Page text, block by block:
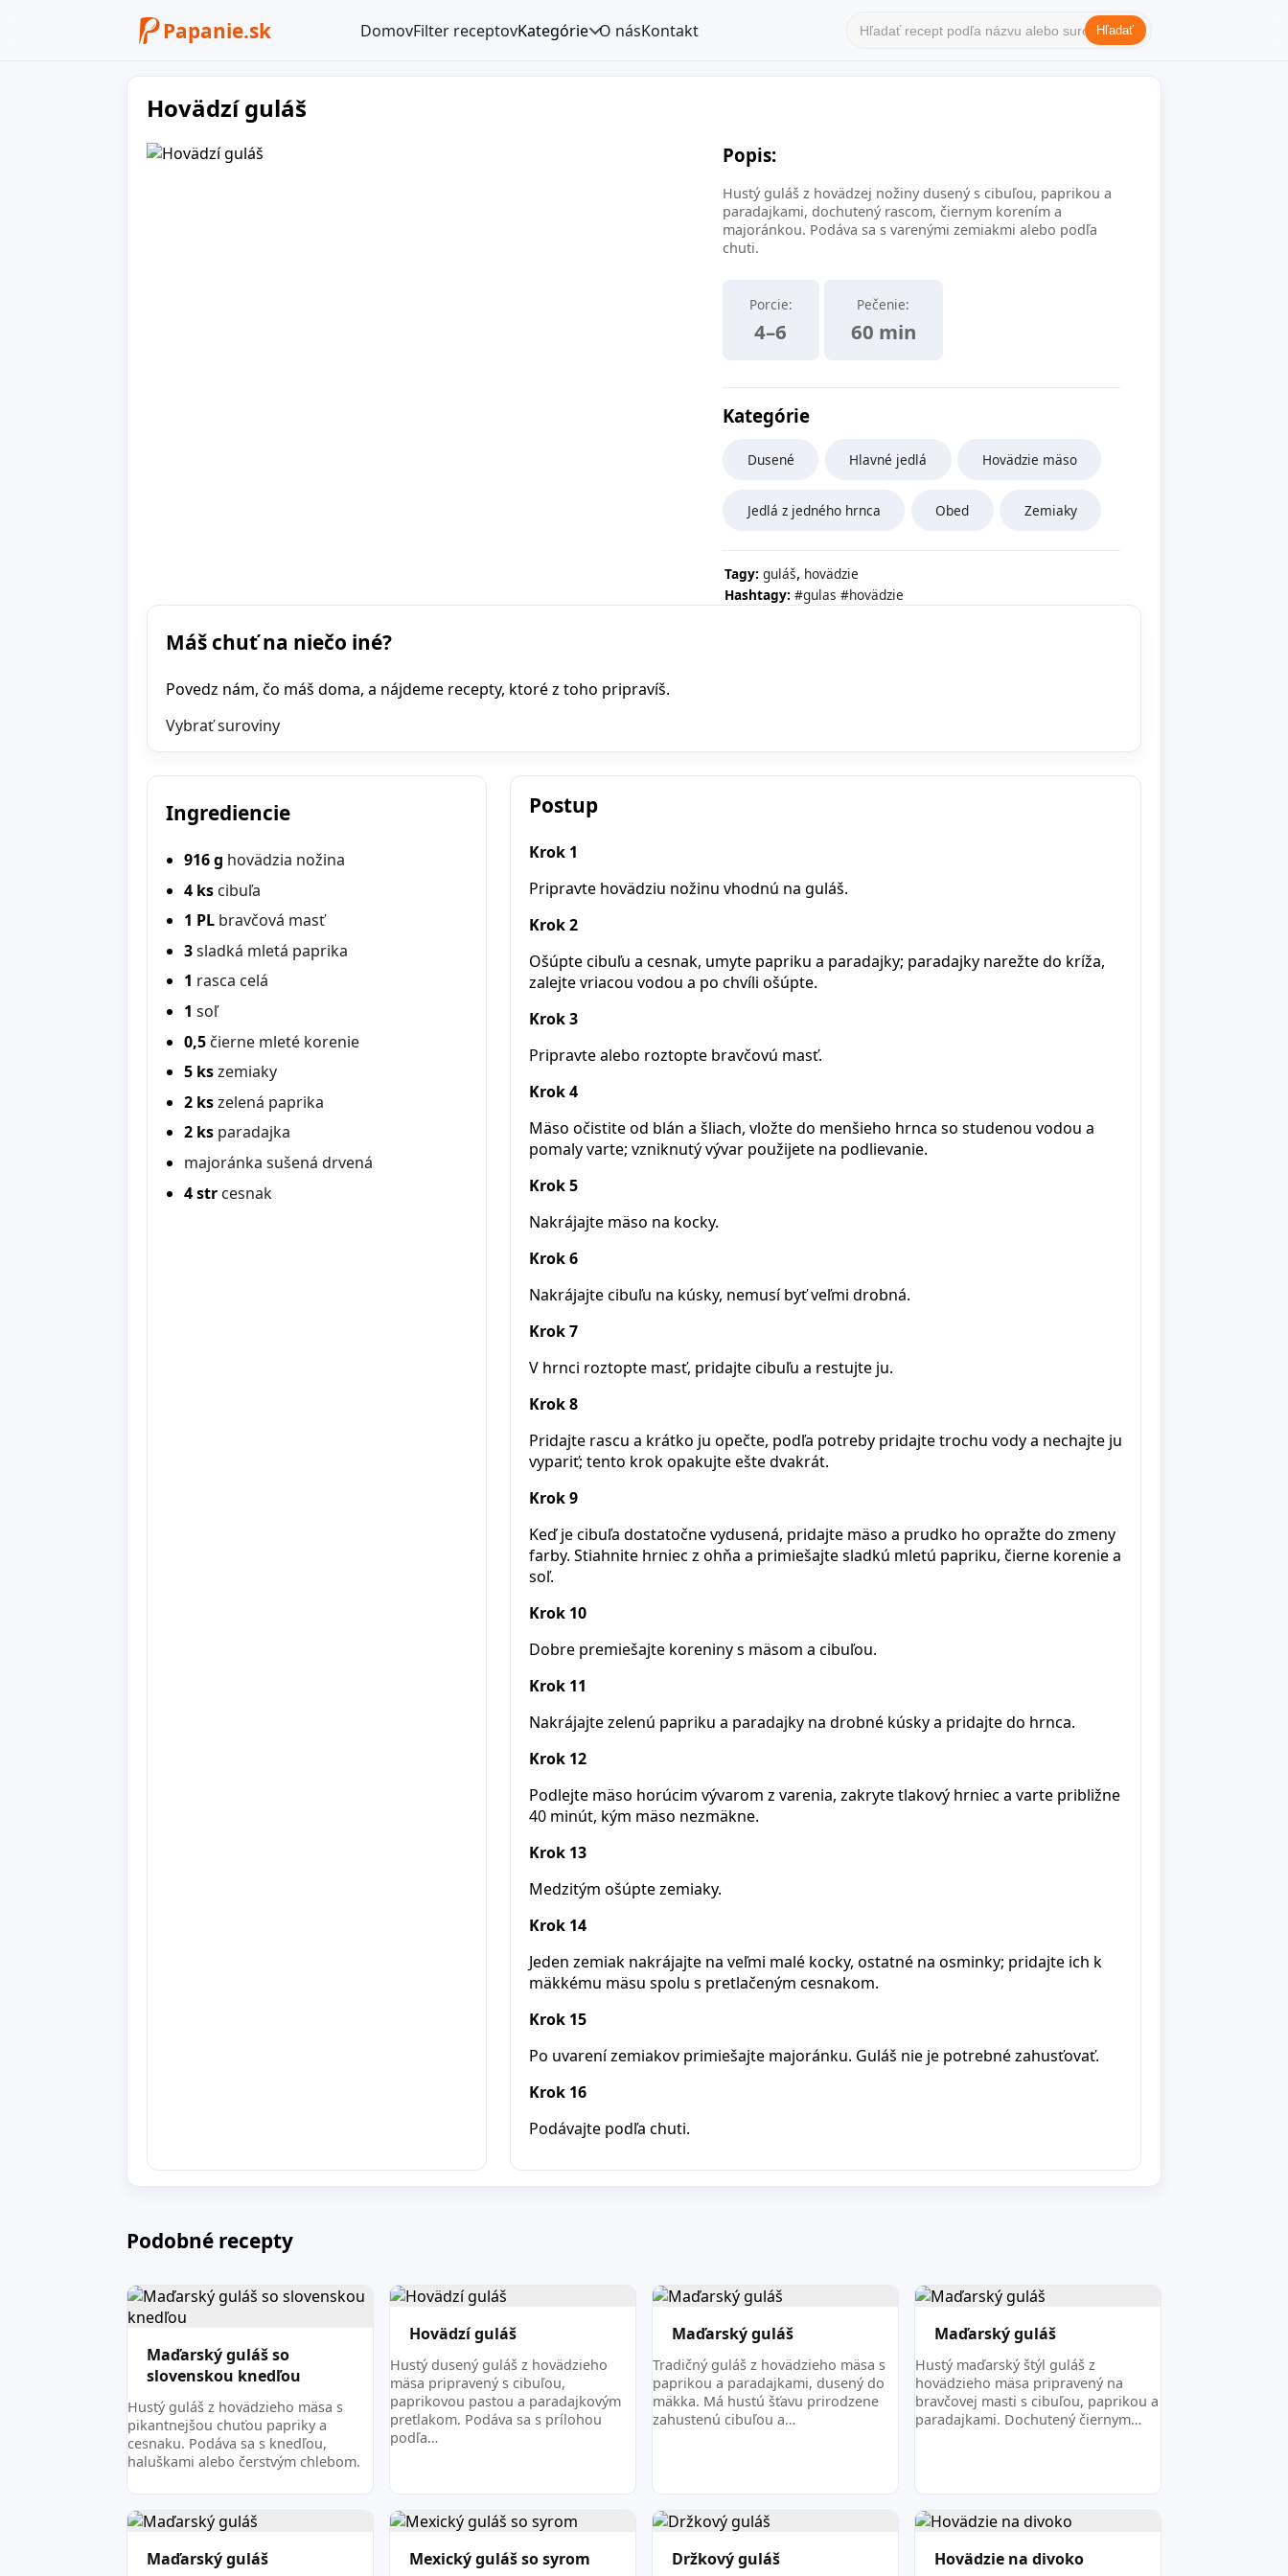
Papanie.sk DomovFilter receptovKategórie O násKontakt Hľadať
Hovädzí guláš
Popis:
Hustý guláš z hovädzej nožiny dusený s cibuľou, paprikou a
paradajkami, dochutený rascom, čiernym korením a
majoránkou. Podáva sa s varenými zemiakmi alebo podľa
chuti.
Porcie:
4–6
Pečenie:
60 min
Kategórie
Dusené Hlavné jedlá Hovädzie mäso
Jedlá z jedného hrnca Obed Zemiaky
Tagy: guláš, hovädzie
Hashtagy: #gulas #hovädzie
Máš chuť na niečo iné?
Povedz nám, čo máš doma, a nájdeme recepty, ktoré z toho pripravíš.
Vybrať suroviny
Ingrediencie
916 g hovädzia nožina
4 ks cibuľa
1 PL bravčová masť
3sladká mletá paprika
1 rasca celá
1 soľ
0,5 čierne mleté korenie
5 kszemiaky
2 kszelená paprika
2 ks paradajka
majoránka sušená drvená
4 str cesnak
Postup
Krok 1
Pripravte hovädziu nožinu vhodnú na guláš.
Krok 2
Ošúpte cibuľu a cesnak, umyte papriku a paradajky; paradajky narežte do kríža,
zalejte vriacou vodou a po chvíli ošúpte.
Krok 3
Pripravte alebo roztopte bravčovú masť.
Krok 4
Mäso očistite od blán a šliach, vložte do menšieho hrnca so studenou vodou a
pomaly varte; vzniknutý vývar použijete na podlievanie.
Krok 5
Nakrájajte mäso na kocky.
Krok 6
Nakrájajte cibuľu na kúsky, nemusí byť veľmi drobná.
Krok 7
V hrnci roztopte masť, pridajte cibuľu a restujte ju.
Krok 8
Pridajte rascu a krátko ju opečte, podľa potreby pridajte trochu vody a nechajte ju
vypariť; tento krok opakujte ešte dvakrát.
Krok 9
Keď je cibuľa dostatočne vydusená, pridajte mäso a prudko ho opražte do zmeny
farby. Stiahnite hrniec z ohňa a primiešajte sladkú mletú papriku, čierne korenie a
soľ.
Krok 10
Dobre premiešajte koreniny s mäsom a cibuľou.
Krok 11
Nakrájajte zelenú papriku a paradajky na drobné kúsky a pridajte do hrnca.
Krok 12
Podlejte mäso horúcim vývarom z varenia, zakryte tlakový hrniec a varte približne
40 minút, kým mäso nezmäkne.
Krok 13
Medzitým ošúpte zemiaky.
Krok 14
Jeden zemiak nakrájajte na veľmi malé kocky, ostatné na osminky; pridajte ich k
mäkkému mäsu spolu s pretlačeným cesnakom.
Krok 15
Po uvarení zemiakov primiešajte majoránku. Guláš nie je potrebné zahusťovať.
Krok 16
Podávajte podľa chuti.
Podobné recepty
Maďarský guláš so
slovenskou knedľou
Hustý guláš z hovädzieho mäsa s
pikantnejšou chuťou papriky a
cesnaku. Podáva sa s knedľou,
haluškami alebo čerstvým chlebom.
Hovädzí guláš
Hustý dusený guláš z hovädzieho
mäsa pripravený s cibuľou,
paprikovou pastou a paradajkovým
pretlakom. Podáva sa s prílohou
podľa…
Maďarský guláš
Tradičný guláš z hovädzieho mäsa s
paprikou a paradajkami, dusený do
mäkka. Má hustú šťavu prirodzene
zahustenú cibuľou a…
Maďarský guláš
Hustý maďarský štýl guláš z
hovädzieho mäsa pripravený na
bravčovej masti s cibuľou, paprikou a
paradajkami. Dochutený čiernym…
Maďarský guláš Mexický guláš so syrom Držkový guláš Hovädzie na divoko